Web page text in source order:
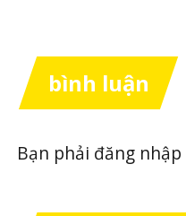
bình luận
Bạn phải đăng nhập